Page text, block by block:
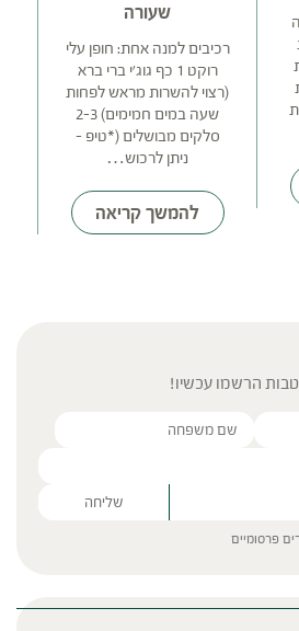
שעורה
רכיבים למנה אחת: חופן עלי
רוקט 1 כף גוג'י ברי ברא
(רצוי להשרות מראש לפחות
שעה במים חמימים) 2-3
סלקים מבושלים (*טיפ –
ניתן לרכוש…
להמשך קריאה
הרשמו עכשיו!
פרסומיים